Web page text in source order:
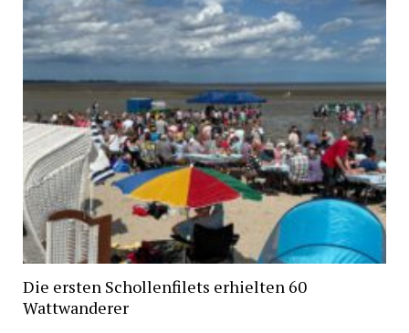
Die ersten Schollenfilets erhielten 60
Wattwanderer